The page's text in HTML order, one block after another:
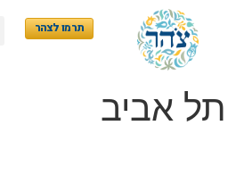
תרמו לצהר
תל אביב